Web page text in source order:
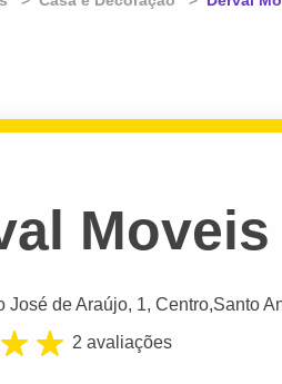
Moveis
José de Araújo, 1, Centro,Santo
2 avaliações